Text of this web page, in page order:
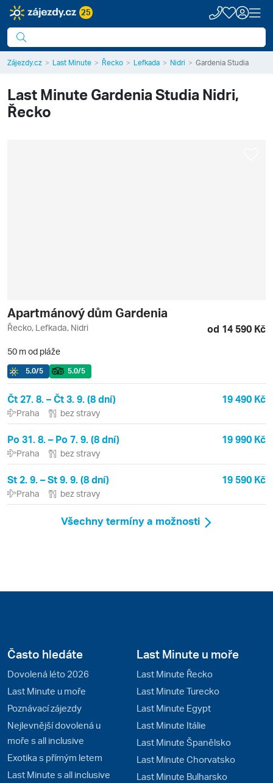
25
Zájezdy.cz Last Minute Řecko Lefkada Nidri Gardenia Studia
Last MinuteGardenia Studia Nidri,
Řecko
Apartmánový dům Gardenia
Řecko, Lefkada, Nidri od 14 590 Kč
50 m od pláže
5.0/5 5.0/5
Čt 27. 8. – Čt 3. 9. (8 dní) 19 490 Kč
Praha bez stravy
Po 31. 8. – Po 7. 9. (8 dní) 19 990 Kč
Praha bez stravy
St 2. 9. – St 9. 9. (8 dní) 19 590 Kč
Praha bez stravy
Všechny termíny a možnosti
Často hledáte
Dovolená léto 2026
Last Minute u moře
Poznávací zájezdy
Nejlevnější dovolená u
moře s all inclusive
Exotika s přímým letem
Last Minute s all inclusive
Last Minute u moře
Last Minute Řecko
Last Minute Turecko
Last Minute Egypt
Last Minute Itálie
Last Minute Španělsko
Last Minute Chorvatsko
Last Minute Bulharsko